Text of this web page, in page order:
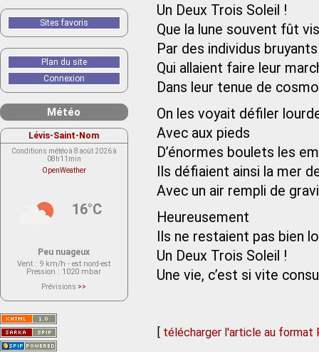
Un Deux Trois Soleil !
Que la lune souvent fût
Par des individus bruyants
Qui allaient faire leur
Dans leur tenue de
On les voyait défiler
Avec aux pieds
D’énormes boulets les
Ils défiaient ainsi la mer
Avec un air rempli de
Heureusement
Ils ne restaient pas bien
Un Deux Trois Soleil !
Une vie, c’est si vite
[ télécharger l'article au format
Sites favoris
Plan du site
Connexion
Météo
Lévis-Saint-Nom
Conditions météo à 8 août 2026 à
08h11min
OpenWeather
16°C
Peu nuageux
Vent : 9 km/h - est nord-est
Pression : 1020 mbar
Prévisions >>
actuellement aucune prévision
Saint-Nom.
Veuillez consulter le message du
service ci-dessous.
(401 - Invalid API key. Please see
https://openweathermap.org/faq#error401